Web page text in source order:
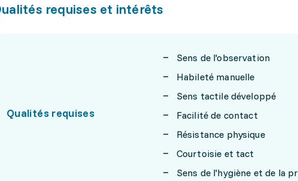
requises et intérêts
Qualités requises
Sens de l'observation
Habileté manuelle
Sens tactile développé
Facilité de contact
Résistance physique
Courtoisie et tact
Sens de l'hygiène et de la